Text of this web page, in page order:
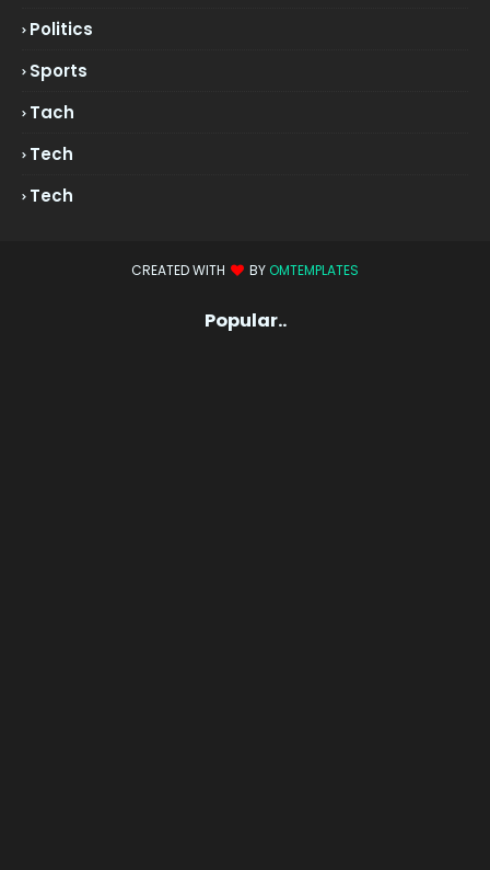
Politics
Sports
Tach
Tech
Tech
CREATED WITH BY OMTEMPLATES
Popular..